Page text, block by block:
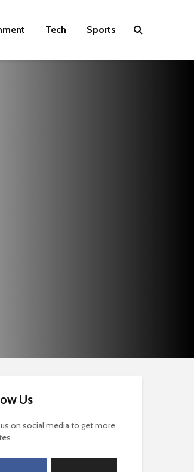
Tech Sports
Us
on social media to get more